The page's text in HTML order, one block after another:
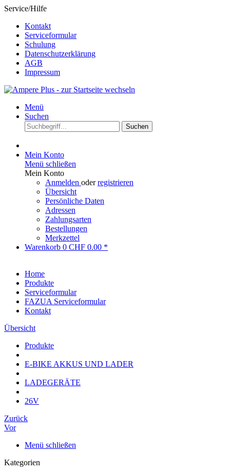
Service/Hilfe
Kontakt
Serviceformular
Schulung
Datenschutzerklärung
AGB
Impressum
Menü
Suchen
Suchen
Mein Konto
Menü schließen
Mein Konto
Anmelden oderregistrieren
Übersicht
Persönliche Daten
Adressen
Zahlungsarten
Bestellungen
Merkzettel
Warenkorb 0 CHF 0.00 *
Home
Produkte
Serviceformular
FAZUA Serviceformular
Kontakt
Übersicht
Produkte
E-BIKE AKKUS UND LADER
LADEGERÄTE
26V
Zurück
Vor
Menü schließen
Kategorien